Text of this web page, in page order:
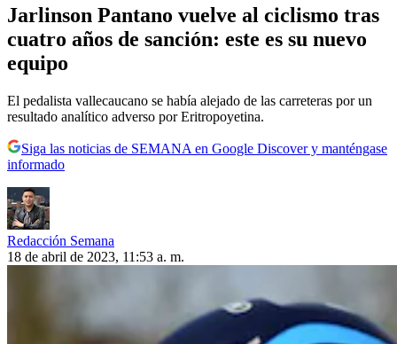
Jarlinson Pantano vuelve al ciclismo tras
cuatro años de sanción: este es su nuevo
equipo
El pedalista vallecaucano se había alejado de las carreteras por un
resultado analítico adverso por Eritropoyetina.
Siga las noticias de SEMANA en Google Discover y manténgase
informado
Redacción Semana
18 de abril de 2023, 11:53 a. m.